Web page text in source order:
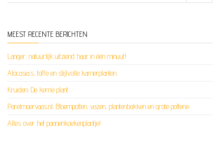
MEEST RECENTE BERICHTEN
Langer, natuurlijk uitziend haar in één minuut!
Alocasia’s, toffe en stijlvolle kamerplanten
Kruiden; De kerrie plant
Parelmoervaas.nl; Bloempotten, vazen, plantenbakken en grote potterie
Alles over het pannenkoekenplantje!